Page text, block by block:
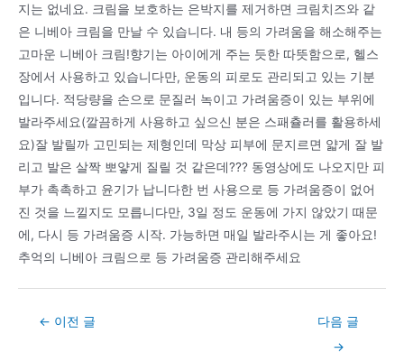
지는 없네요. 크림을 보호하는 은박지를 제거하면 크림치즈와 같
은 니베아 크림을 만날 수 있습니다. 내 등의 가려움을 해소해주는
고마운 니베아 크림!향기는 아이에게 주는 듯한 따뜻함으로, 헬스
장에서 사용하고 있습니다만, 운동의 피로도 관리되고 있는 기분
입니다. 적당량을 손으로 문질러 녹이고 가려움증이 있는 부위에
발라주세요(깔끔하게 사용하고 싶으신 분은 스패츌러를 활용하세
요)잘 발릴까 고민되는 제형인데 막상 피부에 문지르면 얇게 잘 발
리고 발은 살짝 뽀얗게 질릴 것 같은데??? 동영상에도 나오지만 피
부가 촉촉하고 윤기가 납니다한 번 사용으로 등 가려움증이 없어
진 것을 느낄지도 모릅니다만, 3일 정도 운동에 가지 않았기 때문
에, 다시 등 가려움증 시작. 가능하면 매일 발라주시는 게 좋아요!
추억의 니베아 크림으로 등 가려움증 관리해주세요
Post← 이전 글
다음 글
→